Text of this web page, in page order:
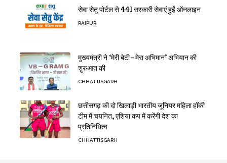
सेवा सेतु पोर्टल से 441 सरकारी सेवाएं हुईं ऑनलाइन
RAIPUR
मुख्यमंत्री ने ‘मेरी बेटी–मेरा अभिमान’ अभियान की
शुरुआत की
CHHATTISGARH
छत्तीसगढ़ की दो खिलाड़ी भारतीय जूनियर महिला हॉकी
टीम में चयनित, एशिया कप में करेंगी देश का
प्रतिनिधित्व
CHHATTISGARH